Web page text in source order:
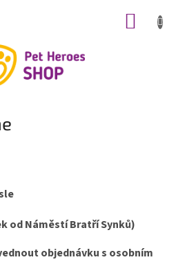
od Náměstí Bratří Synků)
objednávku s osobním